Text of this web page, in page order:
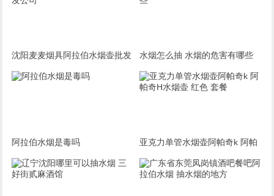
烟
沈阳麦麦烟具阿拉伯水烟壶批发
公司
水烟怎么抽 水烟的危害有哪些
阿拉伯水烟是毒吗
亚克力单管水烟壶阿帕奇k 阿帕
奇H水烟壶 红色 套餐